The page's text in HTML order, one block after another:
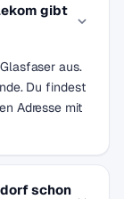
gibt
aus.
Du findest
Adresse mit
schon